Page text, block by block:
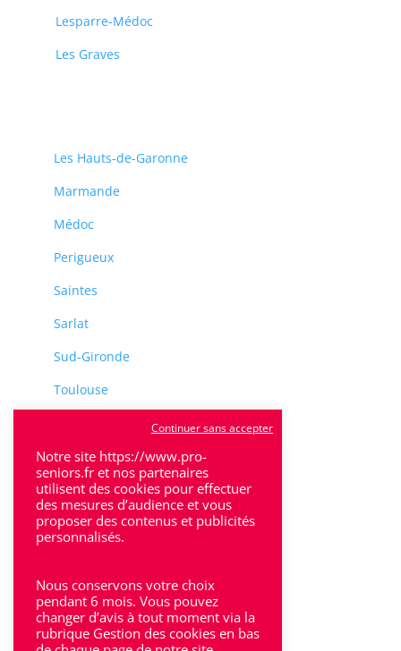
Lesparre-Médoc
Les Graves
Les Hauts-de-Garonne
Marmande
Médoc
Perigueux
Saintes
Sarlat
Sud-Gironde
Toulouse
Villeneuve-Sur-Lot
Bron
Lyon
Notre site https://www.pro-
seniors.fr et nos partenaires
utilisent des cookies pour effectuer
des mesures d’audience et vous
proposer des contenus et publicités
personnalisés.
Nous conservons votre choix
pendant 6 mois. Vous pouvez
changer d’avis à tout moment via la
rubrique Gestion des cookies en bas
Continuer sans accepter